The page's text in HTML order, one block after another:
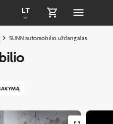
LT
SUNN automobilio uždangalas